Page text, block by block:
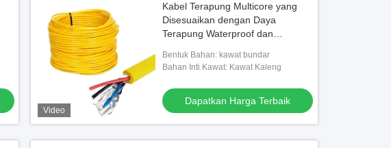
Video
Kabel Terapung Multicore yang
Disesuaikan dengan Daya
Terapung Waterproof dan
ROV Tether Dibawah Air
Bentuk Bahan: kawat bundar
Bahan Inti Kawat: Kawat Kaleng
Dapatkan Harga Terbaik